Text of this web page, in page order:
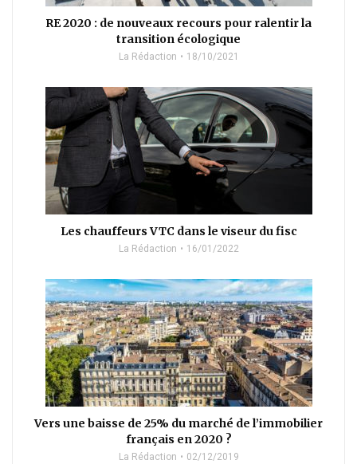
RE 2020 : de nouveaux recours pour ralentir la
transition écologique
La Rédaction 18/10/2021
Les chauffeurs VTC dans le viseur du fisc
La Rédaction 16/01/2022
Vers une baisse de 25% du marché de l’immobilier
français en 2020 ?
La Rédaction 02/12/2019